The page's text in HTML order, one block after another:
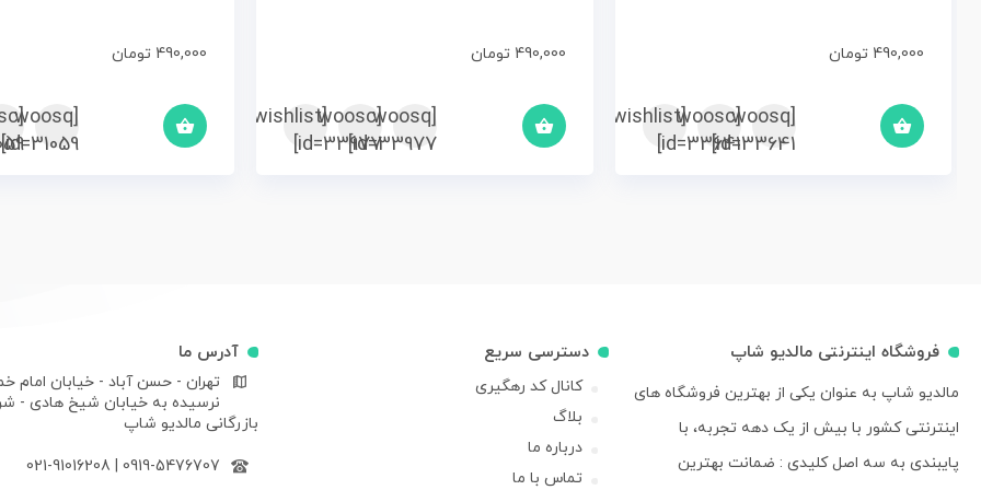
490,000 تومان
[yith_wcwl_add_to_wishlist]
[woosc
id=33641]
[woosq
id=33641]
490,000 تومان
[yith_wcwl_add_to_wishlist]
[woosc
id=33977]
[woosq
id=33977]
490,000 تومان
[woosq
id=31059]
فروشگاه اینترنتی مالدیو شاپ
مالدیو شاپ به عنوان یکی از بهترین فروشگاه های
اینترنتی کشور با بیش از یک دهه تجربه، با
پایبندی به سه اصل کلیدی : ضمانت بهترین
دسترسی سریع
کانال کد رهگیری
بلاگ
درباره ما
تماس با ما
آدرس ما
تهران - حسن آباد - خیابان امام
نرسیده به خیابان شیخ هادی -
بازرگانی مالدیو شاپ
0919-5476707
021-91016208